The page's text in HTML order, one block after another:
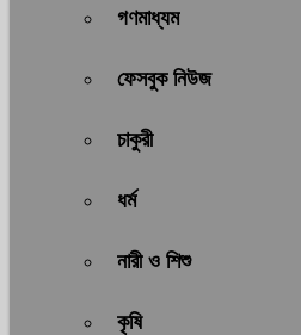
গণমাধ্যম
ফেসবুক নিউজ
চাকুরী
ধর্ম
নারী ও শিশু
কৃষি